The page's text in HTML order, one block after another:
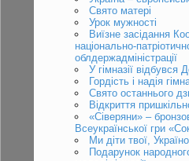
Свято матері
Урок мужності
Виїзне засідання
національно-
облдержадміністрації
У гімназії відбувся
Гордість і надія
Свято останнього
Відкриття
«Cіверяни» –
Всеукраїнської гри
Ми діти твої,
Подарунок